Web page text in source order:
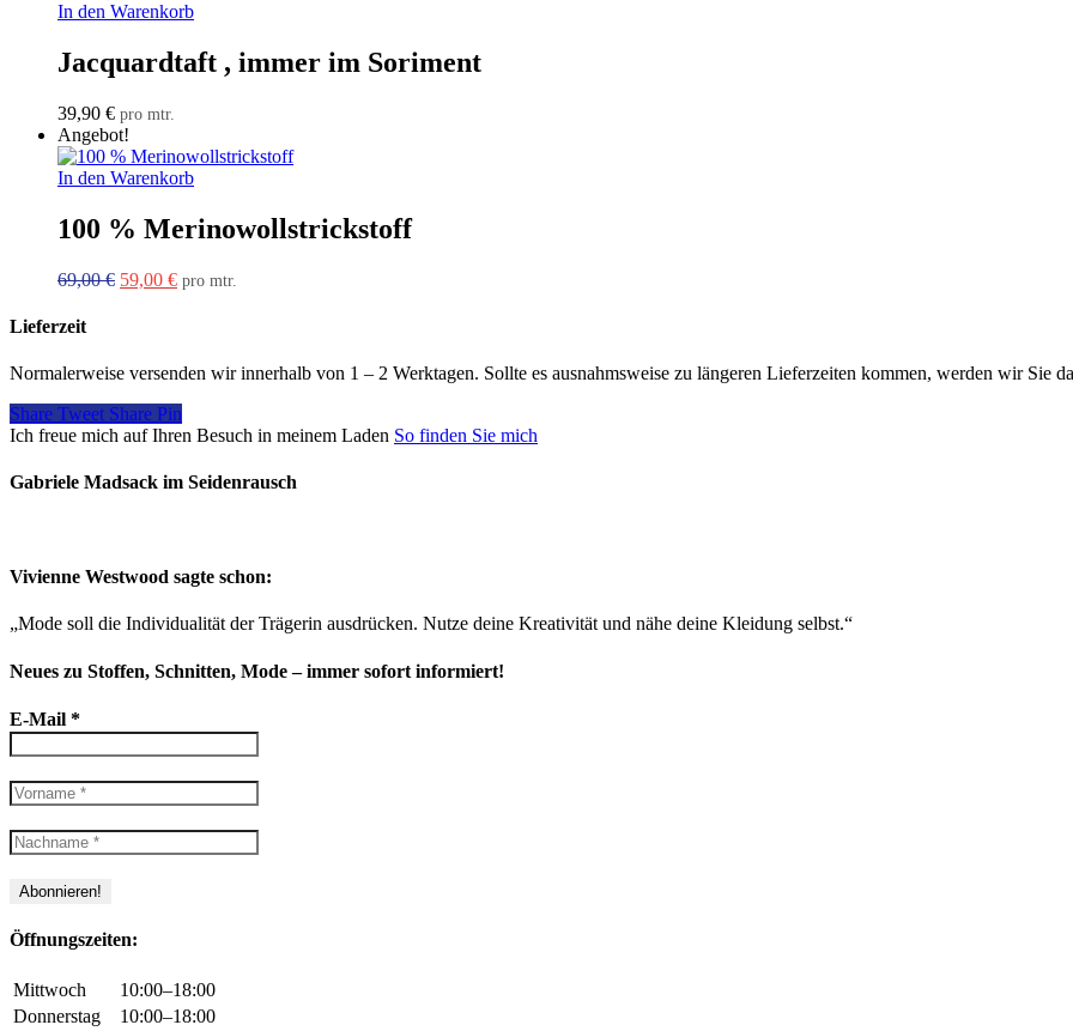
In den Warenkorb
Jacquardtaft , immer im Soriment
39,90 € pro mtr.
Angebot!
In den Warenkorb
100 % Merinowollstrickstoff
69,00€ Ursprünglicher
59,00 €Aktueller
pro mtr.
Lieferzeit
Normalerweise versenden wir innerhalb von 1 – 2 Werktagen. Sollte es ausnahmsweise zu längeren Lieferzeiten kommen, werden wir Sie
Share Tweet Share Pin
Ich freue mich auf Ihren Besuch in meinem Laden So finden Sie mich
Gabriele Madsack im Seidenrausch
Vivienne Westwood sagte schon:
„Mode soll die Individualität der Trägerin ausdrücken. Nutze deine Kreativität und nähe deine Kleidung selbst.“
Neues zu Stoffen, Schnitten, Mode – immer sofort informiert!
E-Mail *
Öffnungszeiten:
Mittwoch
10:00–18:00
Donnerstag
10:00–18:00